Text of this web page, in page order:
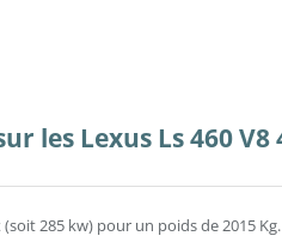
les Lexus Ls 460 V8
285 kw) pour un poids de 2015 Kg.